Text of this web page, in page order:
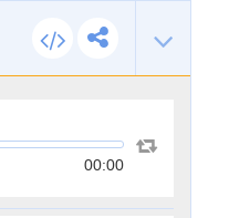
00:00